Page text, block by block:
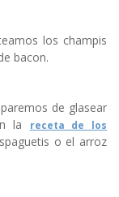
los champis
bacon.
de glasear
la
receta de los
o el arroz